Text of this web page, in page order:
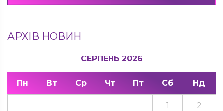
АРХІВ НОВИН
СЕРПЕНЬ 2026
Пн Вт Ср Чт Пт Сб Нд
1 2